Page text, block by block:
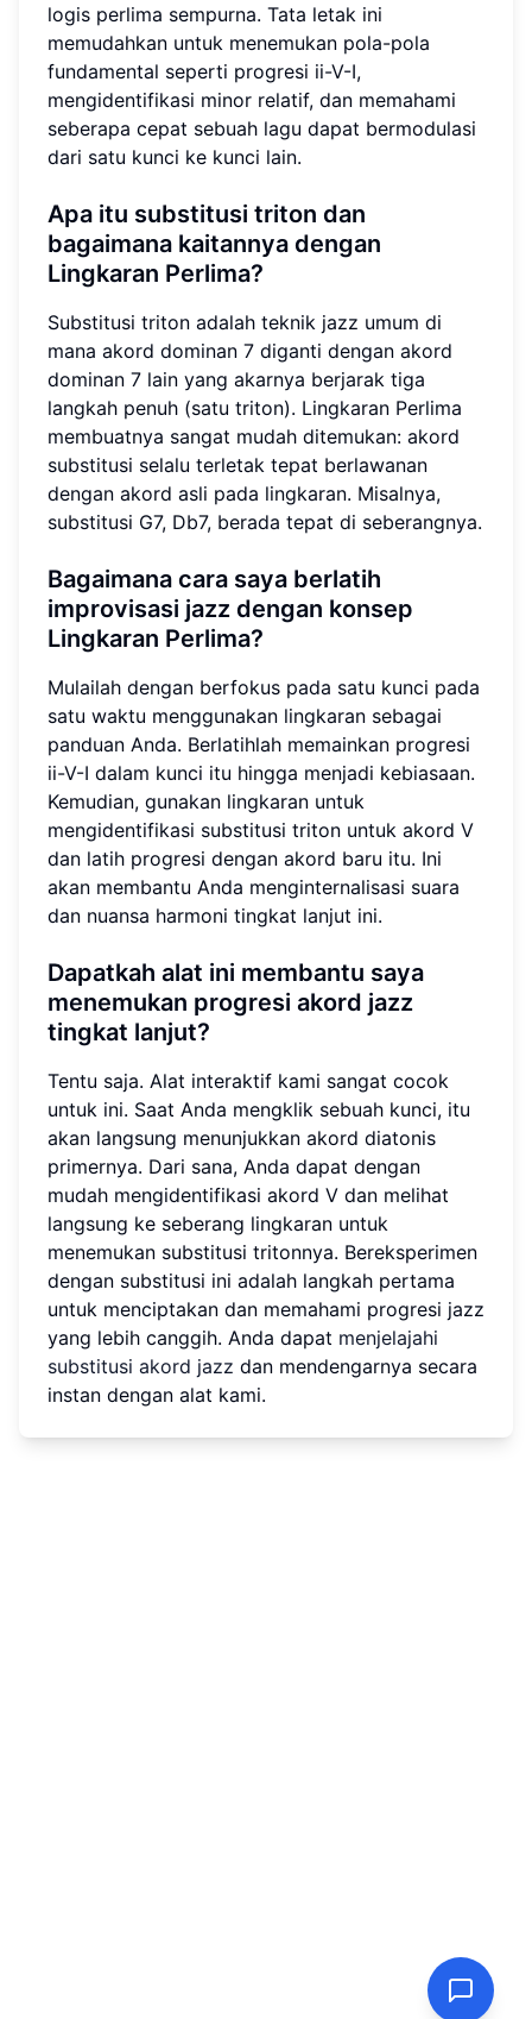
logis perlima sempurna. Tata letak ini
memudahkan untuk menemukan pola-pola
fundamental seperti progresi ii-V-I,
mengidentifikasi minor relatif, dan memahami
seberapa cepat sebuah lagu dapat bermodulasi
dari satu kunci ke kunci lain.
Apa itu substitusi triton dan
bagaimana kaitannya dengan
Lingkaran Perlima?
Substitusi triton adalah teknik jazz umum di
mana akord dominan 7 diganti dengan akord
dominan 7 lain yang akarnya berjarak tiga
langkah penuh (satu triton). Lingkaran Perlima
membuatnya sangat mudah ditemukan: akord
substitusi selalu terletak tepat berlawanan
dengan akord asli pada lingkaran. Misalnya,
substitusi G7, Db7, berada tepat di seberangnya.
Bagaimana cara saya berlatih
improvisasi jazz dengan konsep
Lingkaran Perlima?
Mulailah dengan berfokus pada satu kunci pada
satu waktu menggunakan lingkaran sebagai
panduan Anda. Berlatihlah memainkan progresi
ii-V-I dalam kunci itu hingga menjadi kebiasaan.
Kemudian, gunakan lingkaran untuk
mengidentifikasi substitusi triton untuk akord V
dan latih progresi dengan akord baru itu. Ini
akan membantu Anda menginternalisasi suara
dan nuansa harmoni tingkat lanjut ini.
Dapatkah alat ini membantu saya
menemukan progresi akord jazz
tingkat lanjut?
Tentu saja. Alat interaktif kami sangat cocok
untuk ini. Saat Anda mengklik sebuah kunci, itu
akan langsung menunjukkan akord diatonis
primernya. Dari sana, Anda dapat dengan
mudah mengidentifikasi akord V dan melihat
langsung ke seberang lingkaran untuk
menemukan substitusi tritonnya. Bereksperimen
dengan substitusi ini adalah langkah pertama
untuk menciptakan dan memahami progresi jazz
yang lebih canggih. Anda dapat menjelajahi
substitusi akord jazz dan mendengarnya secara
instan dengan alat kami.